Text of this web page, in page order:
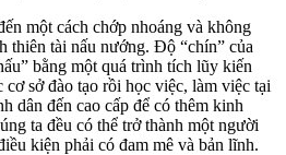
một cách chớp nhoáng và không
thiên tài nấu nướng. Độ “chín” của
bằng một quá trình tích lũy kiến
sở đào tạo rồi học việc, làm việc tại
dân đến cao cấp để có thêm kinh
ta đều có thể trở thành một người
kiện phải có đam mê và bản lĩnh.